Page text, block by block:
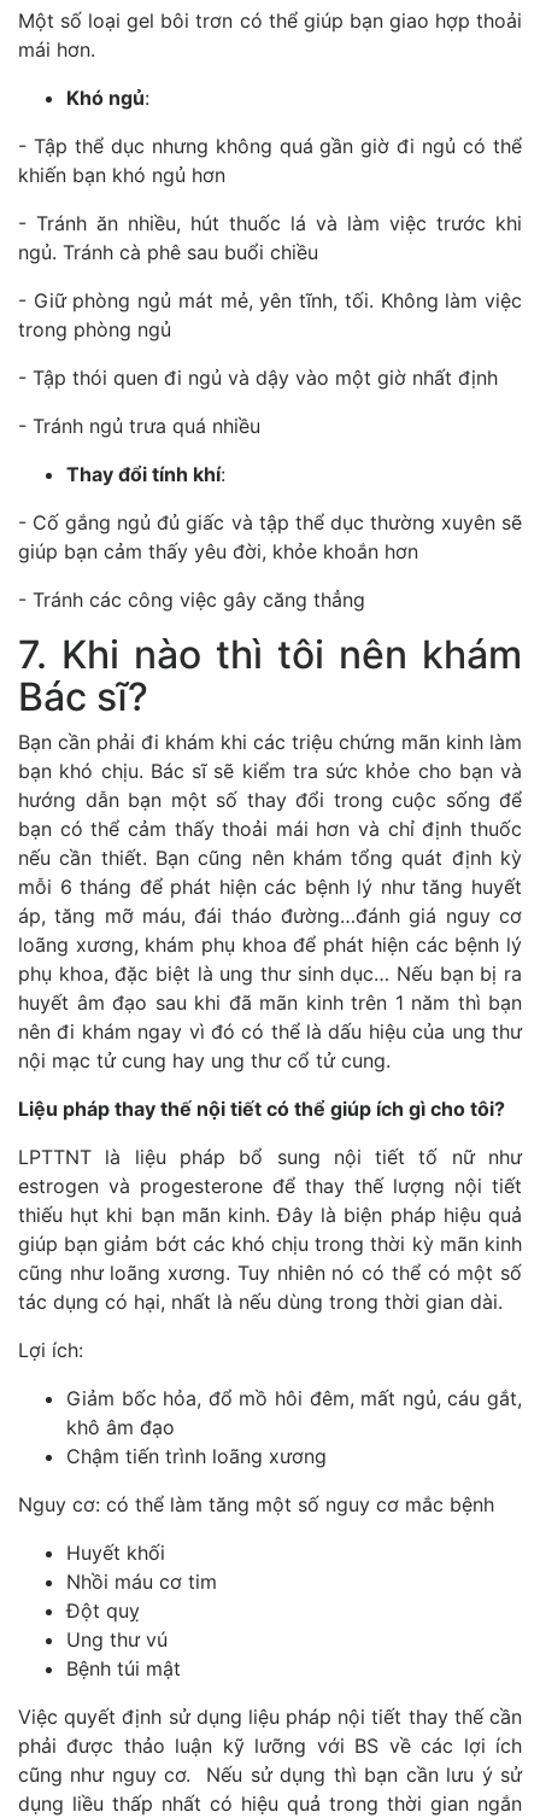
Một số loại gel bôi trơn có thể giúp bạn giao hợp thoải
mái hơn.
Khó ngủ:
- Tập thể dục nhưng không quá gần giờ đi ngủ có thể
khiến bạn khó ngủ hơn
- Tránh ăn nhiều, hút thuốc lá và làm việc trước khi
ngủ. Tránh cà phê sau buổi chiều
- Giữ phòng ngủ mát mẻ, yên tĩnh, tối. Không làm việc
trong phòng ngủ
- Tập thói quen đi ngủ và dậy vào một giờ nhất định
- Tránh ngủ trưa quá nhiều
Thay đổi tính khí:
- Cố gắng ngủ đủ giấc và tập thể dục thường xuyên sẽ
giúp bạn cảm thấy yêu đời, khỏe khoắn hơn
- Tránh các công việc gây căng thẳng
7. Khi nào thì tôi nên khám
Bác sĩ?
Bạn cần phải đi khám khi các triệu chứng mãn kinh làm
bạn khó chịu. Bác sĩ sẽ kiểm tra sức khỏe cho bạn và
hướng dẫn bạn một số thay đổi trong cuộc sống để
bạn có thể cảm thấy thoải mái hơn và chỉ định thuốc
nếu cần thiết. Bạn cũng nên khám tổng quát định kỳ
mỗi 6 tháng để phát hiện các bệnh lý như tăng huyết
áp, tăng mỡ máu, đái tháo đường…đánh giá nguy cơ
loãng xương, khám phụ khoa để phát hiện các bệnh lý
phụ khoa, đặc biệt là ung thư sinh dục… Nếu bạn bị ra
huyết âm đạo sau khi đã mãn kinh trên 1 năm thì bạn
nên đi khám ngay vì đó có thể là dấu hiệu của ung thư
nội mạc tử cung hay ung thư cổ tử cung.
Liệu pháp thay thế nội tiết có thể giúp ích gì cho tôi?
LPTTNT là liệu pháp bổ sung nội tiết tố nữ như
estrogen và progesterone để thay thế lượng nội tiết
thiếu hụt khi bạn mãn kinh. Đây là biện pháp hiệu quả
giúp bạn giảm bớt các khó chịu trong thời kỳ mãn kinh
cũng như loãng xương. Tuy nhiên nó có thể có một số
tác dụng có hại, nhất là nếu dùng trong thời gian dài.
Lợi ích:
Giảm bốc hỏa, đổ mồ hôi đêm, mất ngủ, cáu gắt,
khô âm đạo
Chậm tiến trình loãng xương
Nguy cơ: có thể làm tăng một số nguy cơ mắc bệnh
Huyết khối
Nhồi máu cơ tim
Đột quỵ
Ung thư vú
Bệnh túi mật
Việc quyết định sử dụng liệu pháp nội tiết thay thế cần
phải được thảo luận kỹ lưỡng với BS về các lợi ích
cũng như nguy cơ. Nếu sử dụng thì bạn cần lưu ý sử
dụng liều thấp nhất có hiệu quả trong thời gian ngắn